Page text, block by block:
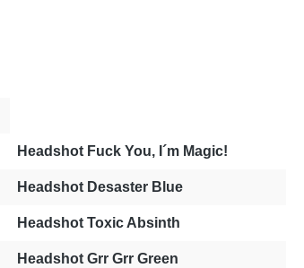
Headshot Fuck You, I´m Magic!
Headshot Desaster Blue
Headshot Toxic Absinth
Headshot Grr Grr Green